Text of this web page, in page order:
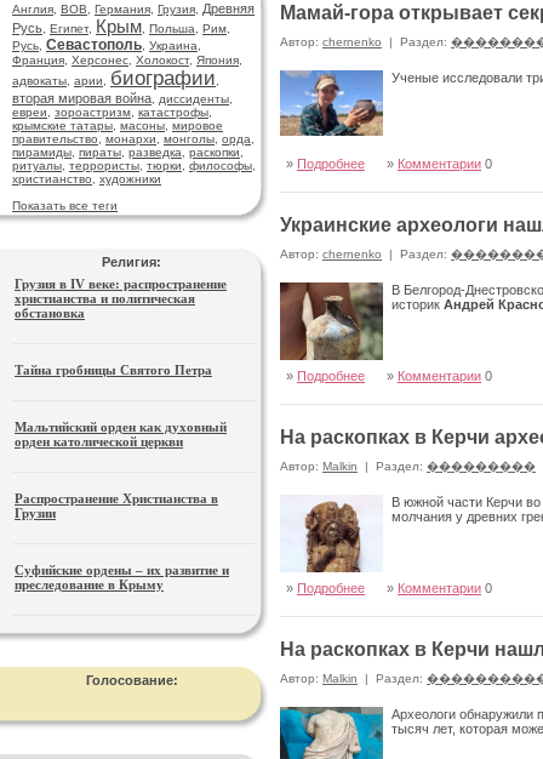
Англия ВОВ Германия Грузия
Древняя
Русь Египет, Крым Польша Рим
Русь Севастополь Украина
Франция Херсонес Холокост, Япония
адвокаты арии биографии
вторая мировая война диссиденты
евреи
зороастризм катастрофы
крымские татары масоны мировое
правительство
монархи монголы орда
пирамиды пираты разведка раскопки
ритуалы террористы тюрки философы
христианство
художники
Показать все теги
Религия:
Грузия в IV веке: распространение
христианства и политическая
обстановка
Тайна гробницы Святого Петра
Мальтийский орден как духовный
орден католической церкви
Распространение Христианства в
Грузии
Суфийские ордены – их развитие и
преследование в Крыму
Голосование:
Мамай-гора открывает
Автор: chernenko | Раздел:
Ученые исследовали
» Подробнее » Комментарии 0
Украинские археологи
Автор: chernenko | Раздел:
В Белгород-
историк Андрей
» Подробнее » Комментарии 0
На раскопках в Керчи
Автор: Malkin | Раздел: ���������
В южной части Керчи во
молчания у древних
» Подробнее » Комментарии 0
На раскопках в Керчи
Автор: Malkin | Раздел:
Археологи обнаружили
тысяч лет, которая